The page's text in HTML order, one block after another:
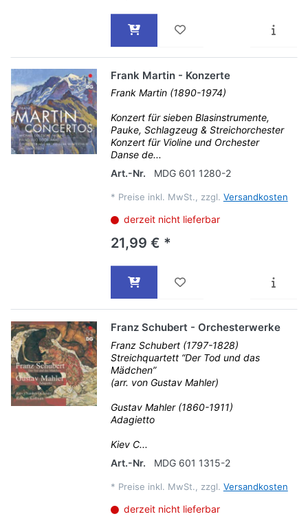
Frank Martin - Konzerte
Frank Martin (1890-1974)
Konzert für sieben Blasinstrumente,
Pauke, Schlagzeug & Streichorchester
Konzert für Violine und Orchester
Danse de...
Art.-Nr.
MDG 601 1280-2
* Preise inkl. MwSt., zzgl. Versandkosten
derzeit nicht lieferbar
21,99 € *
Franz Schubert - Orchesterwerke
Franz Schubert (1797-1828)
Streichquartett “Der Tod und das
Mädchen”
(arr. von Gustav Mahler)
Gustav Mahler (1860-1911)
Adagietto
Kiev C...
Art.-Nr.
MDG 601 1315-2
* Preise inkl. MwSt., zzgl. Versandkosten
derzeit nicht lieferbar